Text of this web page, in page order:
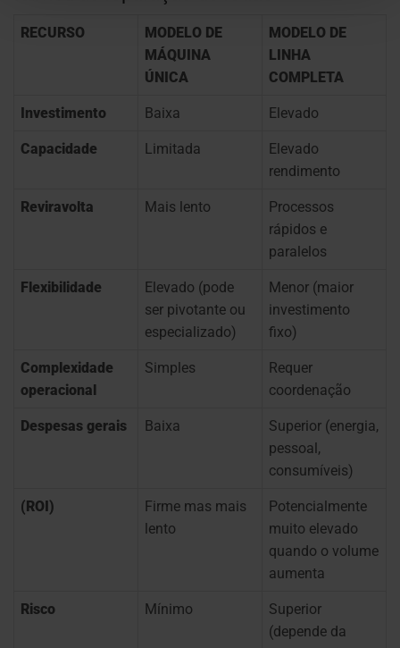
RECURSO
MODELO DE
MÁQUINA
ÚNICA
MODELO DE
LINHA
COMPLETA
Investimento Baixa Elevado
Capacidade Limitada
Elevado
rendimento
Reviravolta Mais lento
Processos
rápidos e
paralelos
Flexibilidade
Elevado (pode
ser pivotante ou
especializado)
Menor (maior
investimento
fixo)
Complexidade
operacional
Simples
Requer
coordenação
Despesas gerais Baixa
Superior (energia,
pessoal,
consumíveis)
(ROI)
Firme mas mais
lento
Potencialmente
muito elevado
quando o volume
aumenta
Risco Mínimo
Superior
(depende da